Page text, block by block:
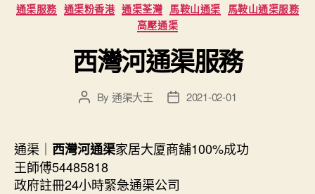
通渠服務 通渠粉香港 通渠荃灣 馬鞍山通渠 馬鞍山通渠服務
高壓通渠
西灣河通渠服務
PostBy 通渠大王
Post2021-02-01
通渠｜ 西灣河通渠家居大厦商舖100%成功
王師傅54485818
政府註冊24小時緊急通渠公司